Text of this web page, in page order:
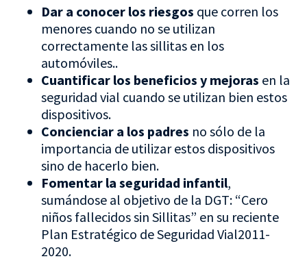
Dar a conocer los riesgos que corren los
menores cuando no se utilizan
correctamente las sillitas en los
automóviles..
Cuantificar los beneficios y mejoras en la
seguridad vial cuando se utilizan bien estos
dispositivos.
Concienciar a los padres no sólo de la
importancia de utilizar estos dispositivos
sino de hacerlo bien.
Fomentar la seguridad infantil,
sumándose al objetivo de la DGT: “Cero
niños fallecidos sin Sillitas” en su reciente
Plan Estratégico de Seguridad Vial2011-
2020.